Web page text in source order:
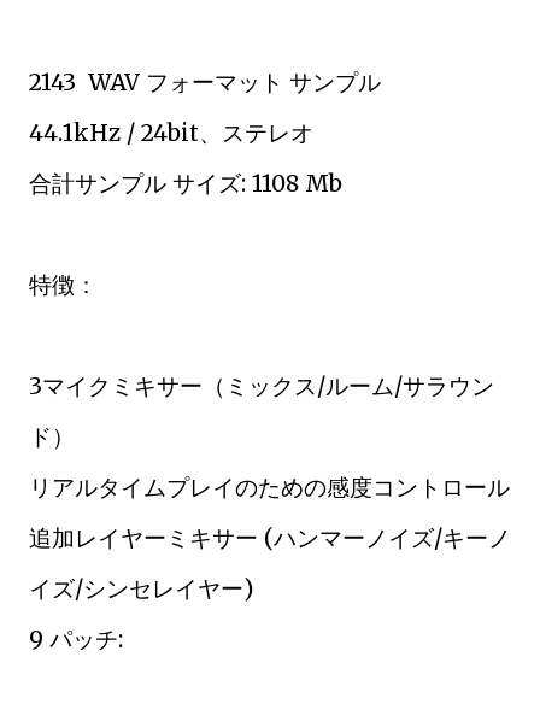
2143 WAV フォーマット サンプル
44.1kHz / 24bit、ステレオ
合計サンプル サイズ: 1108 Mb
特徴：
3マイクミキサー（ミックス/ルーム/サラウン
ド）
リアルタイムプレイのための感度コントロール
追加レイヤーミキサー (ハンマーノイズ/キーノ
イズ/シンセレイヤー)
9 パッチ: